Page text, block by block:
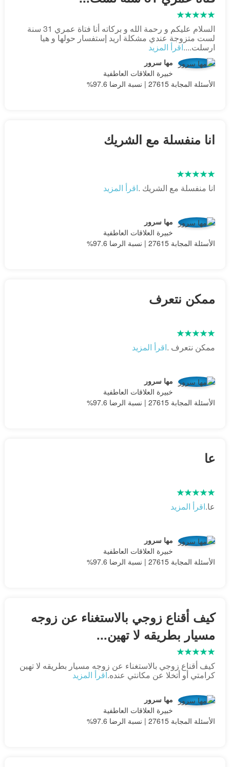
السلام عليكم و رحمة الله و بركاته أنا فتاة عمري 31 سنة
لست متزوجة عندي مشكلة اريد إستفسار حولها و هيا
ارسلت....اقرأ المزيد
مها سرور
خبيرة العلاقات العاطفية
الأسئلة المجابة 27615 | نسبة الرضا 97.6%
انا منفسلة مع الشريك
انا منفسلة مع الشريك .اقرأ المزيد
مها سرور
خبيرة العلاقات العاطفية
الأسئلة المجابة 27615 | نسبة الرضا 97.6%
ممكن نتعرف
ممكن نتعرف .اقرأ المزيد
مها سرور
خبيرة العلاقات العاطفية
الأسئلة المجابة 27615 | نسبة الرضا 97.6%
عا
عا.اقرأ المزيد
مها سرور
خبيرة العلاقات العاطفية
الأسئلة المجابة 27615 | نسبة الرضا 97.6%
كيف أقناع زوجي بالاستغناء عن زوجه
مسيار بطريقه لا تهين...
كيف أقناع زوجي بالاستغناء عن زوجه مسيار بطريقه لا تهين
كرامتي أو أتخلا عن مكانتي عنده.اقرأ المزيد
مها سرور
خبيرة العلاقات العاطفية
الأسئلة المجابة 27615 | نسبة الرضا 97.6%